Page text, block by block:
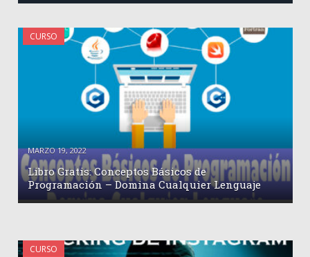
CURSO
MARZO 19, 2022
Libro Gratis: Conceptos Básicos de
Programación – Domina Cualquier Lenguaje
CURSO